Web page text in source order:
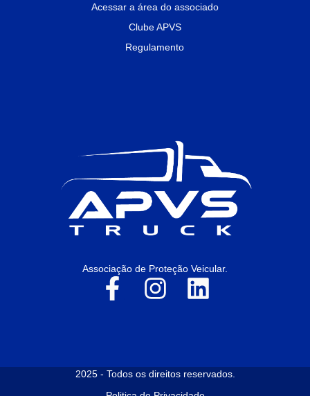
Associação de Proteção Veicular.
Acessar a área do associado
Clube APVS
Regulamento
2025 - Todos os direitos reservados.